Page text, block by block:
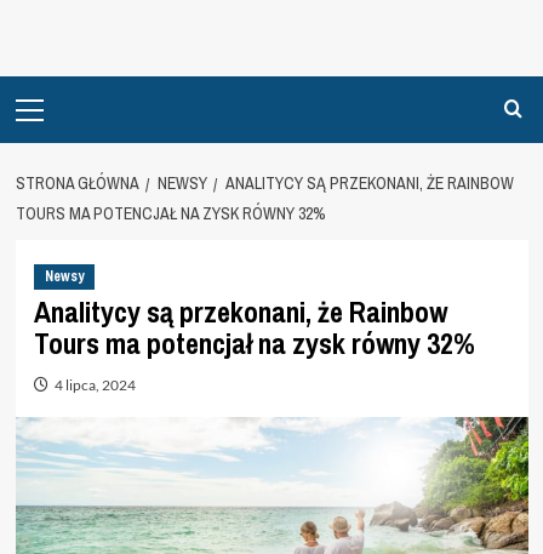
Menu
STRONA GŁÓWNA NEWSY
ANALITYCY SĄ PRZEKONANI, ŻE RAINBOW
TOURS MA POTENCJAŁ NA ZYSK RÓWNY 32%
Newsy
Analitycy są przekonani, że Rainbow
Tours ma potencjał na zysk równy 32%
4 lipca, 2024